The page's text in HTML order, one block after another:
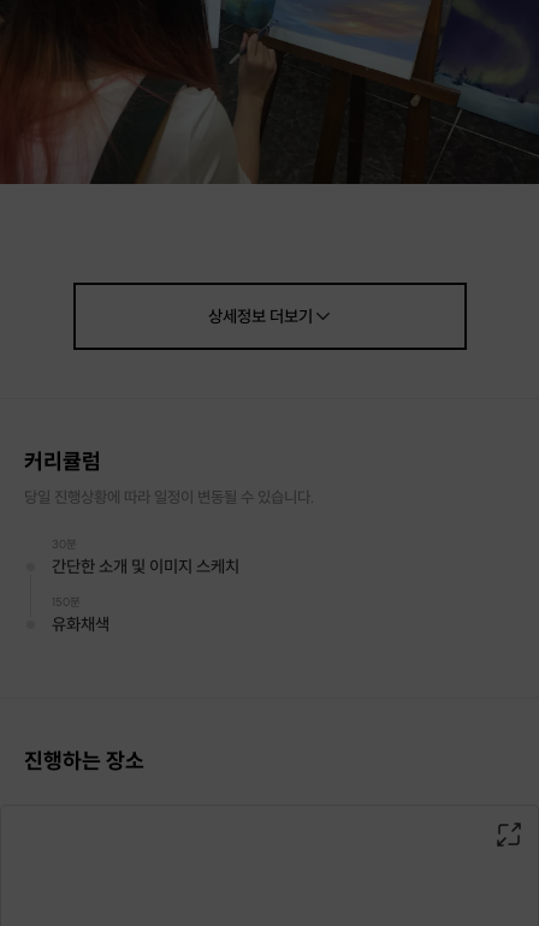
이셨나요?
화실콤마에서는 3시간 만에 완성하는 유화클래스를 통해 그림 그
상세정보더보기
커리큘럼
당일 진행상황에 따라 일정이 변동될 수 있습니다.
30분
간단한 소개 및 이미지 스케치
150분
유화채색
진행하는 장소